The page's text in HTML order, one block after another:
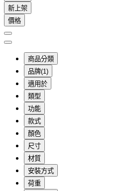
新上架
價格
商品分類
品牌(1)
適用於
類型
功能
款式
顏色
尺寸
材質
安裝方式
荷重